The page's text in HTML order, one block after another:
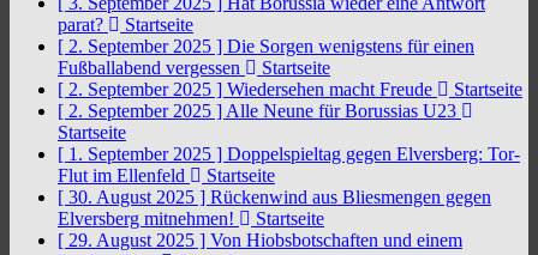
parat?
Startseite
[ 2. September 2025 ] Die Sorgen wenigstens für einen
Fußballabend vergessen
Startseite
[ 2. September 2025 ] Wiedersehen macht Freude
Startseite
[ 2. September 2025 ] Alle Neune für Borussias U23
Startseite
[ 1. September 2025 ] Doppelspieltag gegen Elversberg: Tor-
Flut im Ellenfeld
Startseite
[ 30. August 2025 ] Rückenwind aus Bliesmengen gegen
Elversberg mitnehmen!
Startseite
[ 29. August 2025 ] Von Hiobsbotschaften und einem